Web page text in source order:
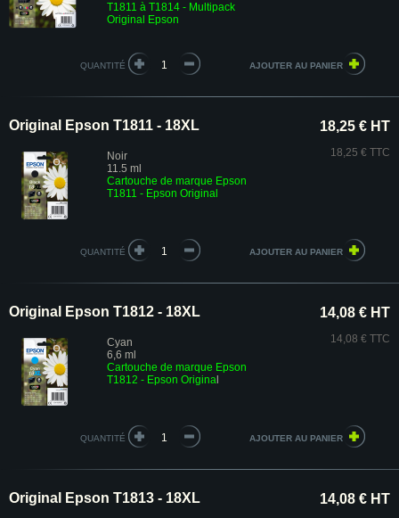
T1811 à T1814 - Multipack
Original Epson
QUANTITÉ
Original Epson T1811 - 18XL
Noir
11.5 ml
Cartouche de marque Epson
T1811 - Epson Original
18,25 € HT
18,25 € TTC
QUANTITÉ
Original Epson T1812 - 18XL
Cyan
6,6 ml
Cartouche de marque Epson
T1812 - Epson Origina
14,08 € HT
14,08 € TTC
QUANTITÉ
Original Epson T1813 - 18XL 14,08 € HT